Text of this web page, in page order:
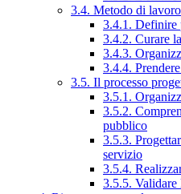
3.4. Metodo di lavoro
3.4.1. Definire
3.4.2. Curare
3.4.3.
3.4.4.
3.5. Il processo
3.5.1.
3.5.2.
pubblico
3.5.3.
servizio
3.5.4.
3.5.5. Validare